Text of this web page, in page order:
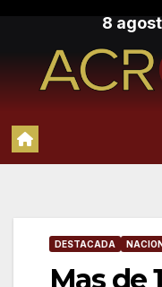
contenido
8
DESTACADA
Mas de